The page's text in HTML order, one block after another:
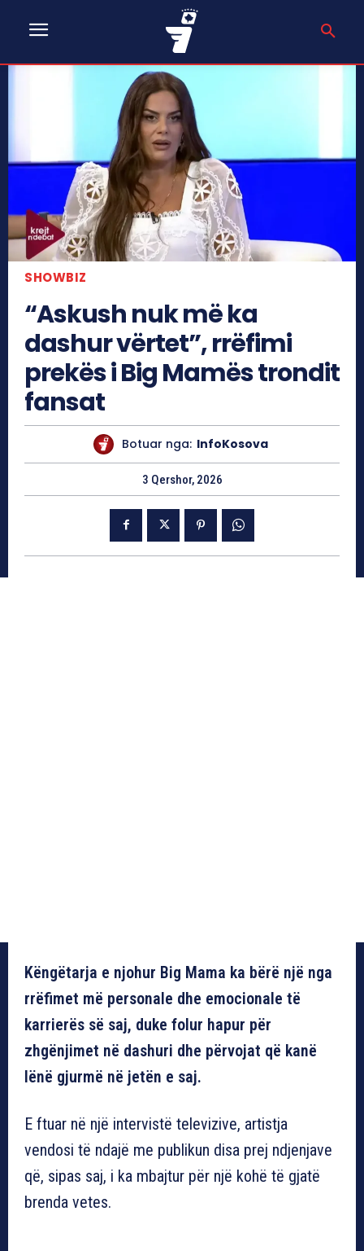
SHOWBIZ
“Askush nuk më ka
dashur vërtet”, rrëfimi
prekës i Big Mamës trondit
fansat
Botuar nga: InfoKosova
3 Qershor, 2026
Këngëtarja e njohur Big Mama ka bërë një nga
rrëfimet më personale dhe emocionale të
karrierës së saj, duke folur hapur për
zhgënjimet në dashuri dhe përvojat që kanë
lënë gjurmë në jetën e saj.
E ftuar në një intervistë televizive, artistja
vendosi të ndajë me publikun disa prej ndjenjave
që, sipas saj, i ka mbajtur për një kohë të gjatë
brenda vetes.